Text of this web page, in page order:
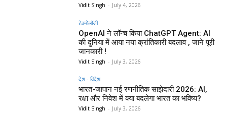
Vidit Singh - July 4, 2026
टेक्नोलॉजी
OpenAI ने लॉन्च किया ChatGPT Agent: AI
की दुनिया में आया नया क्रांतिकारी बदलाव , जाने पूरी
जानकारी !
Vidit Singh - July 3, 2026
देश - विदेश
भारत-जापान नई रणनीतिक साझेदारी 2026: AI,
रक्षा और निवेश में क्या बदलेगा भारत का भविष्य?
Vidit Singh - July 3, 2026